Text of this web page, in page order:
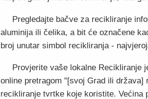
Pregledajte bačve za recikliranje
aluminija ili čelika, a bit će označene
broj unutar simbol recikliranja -
Provjerite vaše lokalne Recikliranje
online pretragom "[svoj Grad ili
recikliranje tvrtke koje koristite. Većina